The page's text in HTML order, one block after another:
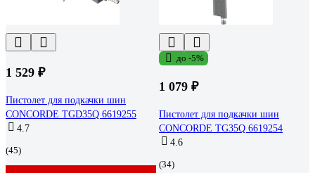
1 529 ₽
Пистолет для подкачки шин
CONCORDE TGD35Q 6619255
4.7
(45)
до -5%
1 079 ₽
Пистолет для подкачки шин
CONCORDE TG35Q 6619254
4.6
(34)